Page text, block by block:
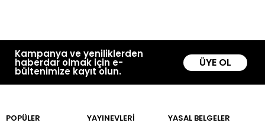
Kampanya ve yeniliklerden
haberdar olmak için e-
bültenimize kayıt olun.
ÜYE OL
POPÜLER YAYINEVLERİ YASAL BELGELER